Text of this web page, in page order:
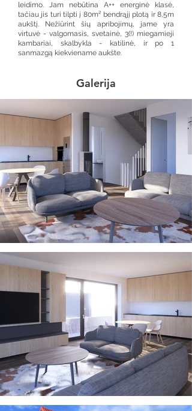
leidimo. Jam nebūtina A++ energinė klasė,
tačiau jis turi tilpti į 80m² bendrąjį plotą ir 8,5m
aukštį. Nežiūrint šių apribojimų, jame yra
virtuvė - valgomasis, svetainė, 3(!) miegamieji
kambariai, skalbykla - katilinė, ir po 1
sanmazgą kiekviename aukšte.
Galerija